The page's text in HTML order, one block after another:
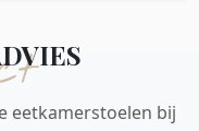
eetkamerstoelen bij